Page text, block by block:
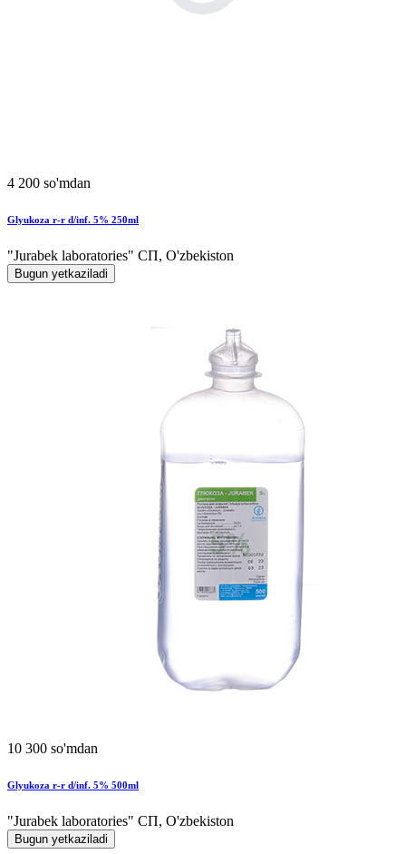
4 200 so'mdan
Glyukoza r-r d/inf. 5% 250ml
"Jurabek laboratories" СП, O'zbekiston
Bugun yetkaziladi
10 300 so'mdan
Glyukoza r-r d/inf. 5% 500ml
"Jurabek laboratories" СП, O'zbekiston
Bugun yetkaziladi